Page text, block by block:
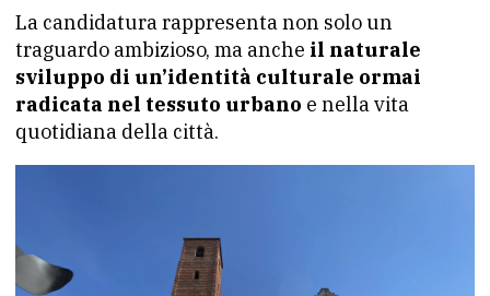
La candidatura rappresenta non solo un
traguardo ambizioso, ma anche il naturale
sviluppo di un’identità culturale ormai
radicata nel tessuto urbano e nella vita
quotidiana della città.